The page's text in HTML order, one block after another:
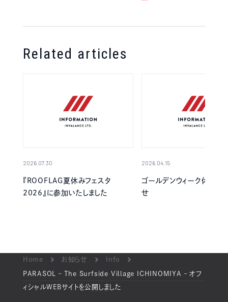
Related articles
2026.07.30
『ROOFLAG夏休みフェスタ
2026』に参加いたしました
2026.04.15
ゴールデンウィーク休業の
せ
Home お知らせ Info
PARASOL – The Surfside Village ICHINOMIYA – オフ
ィシャルWEBサイトを公開しました